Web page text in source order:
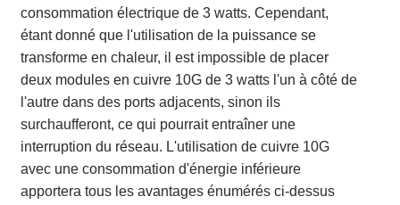
consommation électrique de 3 watts. Cependant,
étant donné que l'utilisation de la puissance se
transforme en chaleur, il est impossible de placer
deux modules en cuivre 10G de 3 watts l'un à côté de
l'autre dans des ports adjacents, sinon ils
surchaufferont, ce qui pourrait entraîner une
interruption du réseau. L'utilisation de cuivre 10G
avec une consommation d'énergie inférieure
apportera tous les avantages énumérés ci-dessus